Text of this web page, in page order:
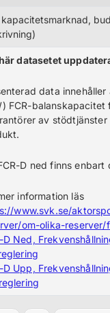
kapacitetsmarknad,
datasetet
data
FCR-
av
D ned finns
information läs
www.svk.se/
om-olika-reserver/
D Ned,
D Upp,